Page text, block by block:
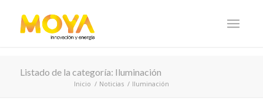
Listado de la categoría: Iluminación
Inicio / Noticias / Iluminación